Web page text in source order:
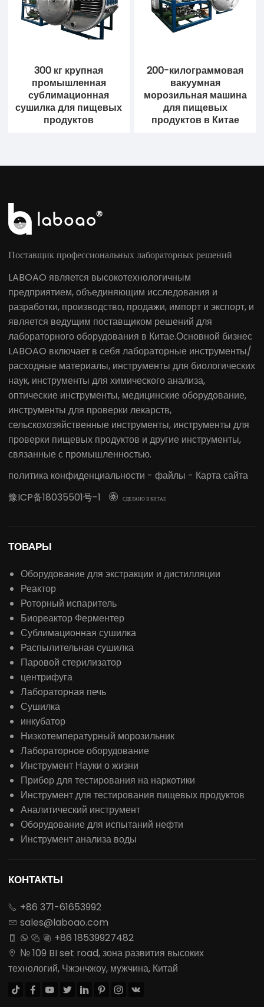
300 кг крупная
промышленная
сублимационная
сушилка для пищевых
продуктов
200-килограммовая
вакуумная
морозильная машина
для пищевых
продуктов в Китае
Поставщик профессиональных лабораторных решений
LABOAO является высокотехнологичным
предприятием, объединяющим исследования и
разработки, производство, продажи, импорт и экспорт, и
является ведущим поставщиком решений для
лабораторного оборудования в Китае.Основной бизнес
LABOAO включает в себя лабораторные инструменты/
расходные материалы, инструменты для биологических
наук, инструменты для химического анализа,
оптические инструменты, медицинские оборудование,
инструменты для проверки лекарств,
сельскохозяйственные инструменты, инструменты для
проверки пищевых продуктов и другие инструменты,
связанные с промышленностью.
политика конфиденциальности - файлы - Карта сайта
豫ICP备18035501号-1
 СДЕЛАНО В КИТАЕ
ТОВАРЫ
Оборудование для экстракции и дистилляции
Реактор
Роторный испаритель
Биореактор Ферментер
Сублимационная сушилка
Распылительная сушилка
Паровой стерилизатор
центрифуга
Лабораторная печь
Сушилка
инкубатор
Низкотемпературный морозильник
Лабораторное оборудование
Инструмент Науки о жизни
Прибор для тестирования на наркотики
Инструмент для тестирования пищевых продуктов
Аналитический инструмент
Оборудование для испытаний нефти
Инструмент анализа воды
КОНТАКТЫ
 +86 371-61653992
 sales@laboao.com
    +86 18539927482

№ 109 BI set road, зона развития высоких
технологий, Чжэнчжоу, мужчина, Китай
       